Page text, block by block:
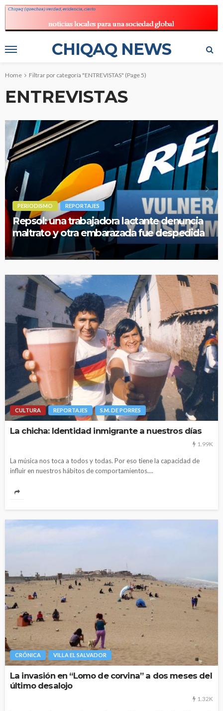
CHIQAQ NEWS
Home Filtrar por categoría "ENTREVISTAS" (Page 5)
ENTREVISTAS
PERIODISMO REPORTAJES
Repsol: una trabajadora lactante denuncia
maltrato y otra embarazada fue despedida
CULTURA REPORTAJES S.M. DE PORRES
La chicha: Identidad inmigrante a nuestros días
1.99K
La música nos toca a todos y todas. Por eso tiene la capacidad de
influir en nuestros hábitos de comportamientos....
CRÓNICA VILLA EL SALVADOR
La invasión en “Lomo de corvina” a dos meses del
último desalojo
1.32K